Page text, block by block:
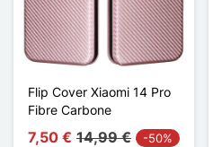
Flip Cover Xiaomi 14 Pro
Fibre Carbone
7,50 € 14,99 € -50%